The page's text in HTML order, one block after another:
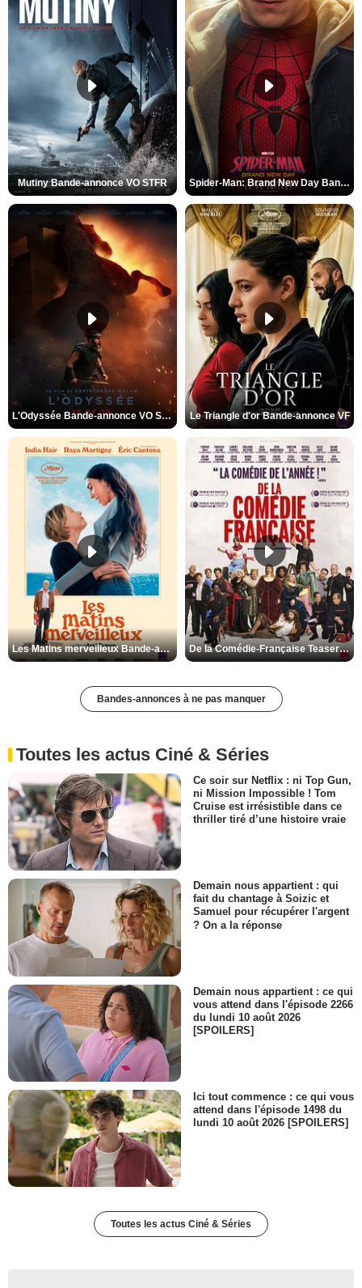
Mutiny Bande-annonce VO STFR Spider-Man: Brand New Day Bande-annonce VO STFR
L'Odyssée Bande-annonce VO STFR Le Triangle d'or Bande-annonce VF
Les Matins merveilleux Bande-annonce VF De la Comédie-Française Teaser VF
Bandes-annonces à ne pas manquer
Toutes les actus Ciné & Séries
Ce soir sur Netflix : ni Top Gun,
ni Mission Impossible ! Tom
Cruise est irrésistible dans ce
thriller tiré d’une histoire vraie
Demain nous appartient : qui
fait du chantage à Soizic et
Samuel pour récupérer l'argent
? On a la réponse
Demain nous appartient : ce qui
vous attend dans l'épisode 2266
du lundi 10 août 2026
[SPOILERS]
Ici tout commence : ce qui vous
attend dans l'épisode 1498 du
lundi 10 août 2026 [SPOILERS]
Toutes les actus Ciné & Séries